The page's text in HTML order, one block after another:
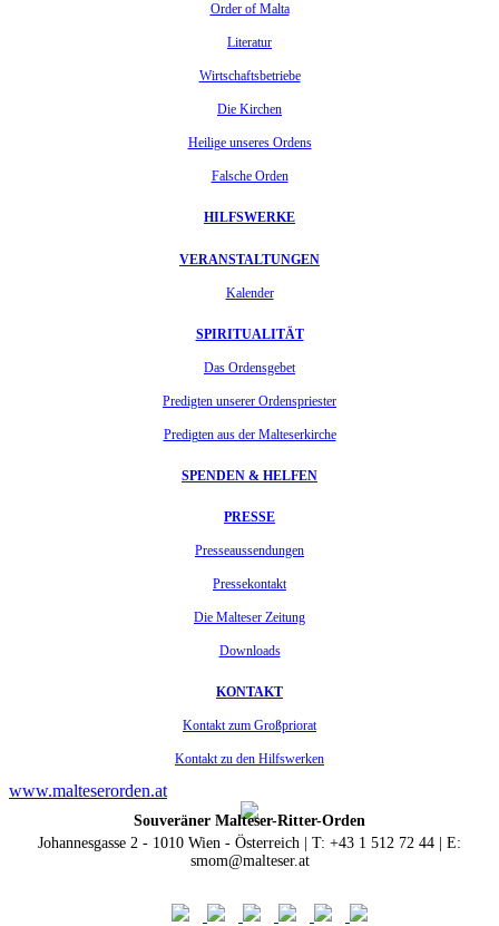
Order of Malta
Literatur
Wirtschaftsbetriebe
Die Kirchen
Heilige unseres Ordens
Falsche Orden
HILFSWERKE
VERANSTALTUNGEN
Kalender
SPIRITUALITÄT
Das Ordensgebet
Predigten unserer Ordenspriester
Predigten aus der Malteserkirche
SPENDEN & HELFEN
PRESSE
Presseaussendungen
Pressekontakt
Die Malteser Zeitung
Downloads
KONTAKT
Kontakt zum Großpriorat
Kontakt zu den Hilfswerken
www.malteserorden.at
Souveräner Malteser-Ritter-Orden
Johannesgasse 2 - 1010 Wien - Österreich | T: +43 1 512 72 44 | E:
smom@malteser.at